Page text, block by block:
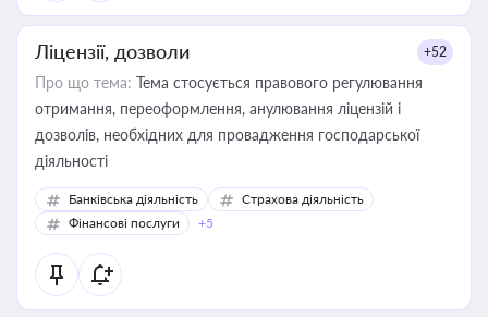
Ліцензії, дозволи +52
Про що тема: Тема стосується правового регулювання
отримання, переоформлення, анулювання ліцензій і
дозволів, необхідних для провадження господарської
діяльності
Банківська діяльність
Страхова діяльність
Фінансові послуги
+5